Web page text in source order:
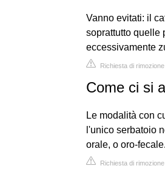
Vanno evitati: il
soprattutto quelle
eccessivamente
Richiesta di
Come ci si
Le modalità con
l'unico serbatoio
orale, o oro-fecale.
Richiesta di